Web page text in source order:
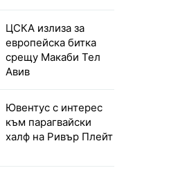
ЦСКА излиза за
европейска битка
срещу Макаби Тел
Авив
Ювентус с интерес
към парагвайски
халф на Ривър Плейт